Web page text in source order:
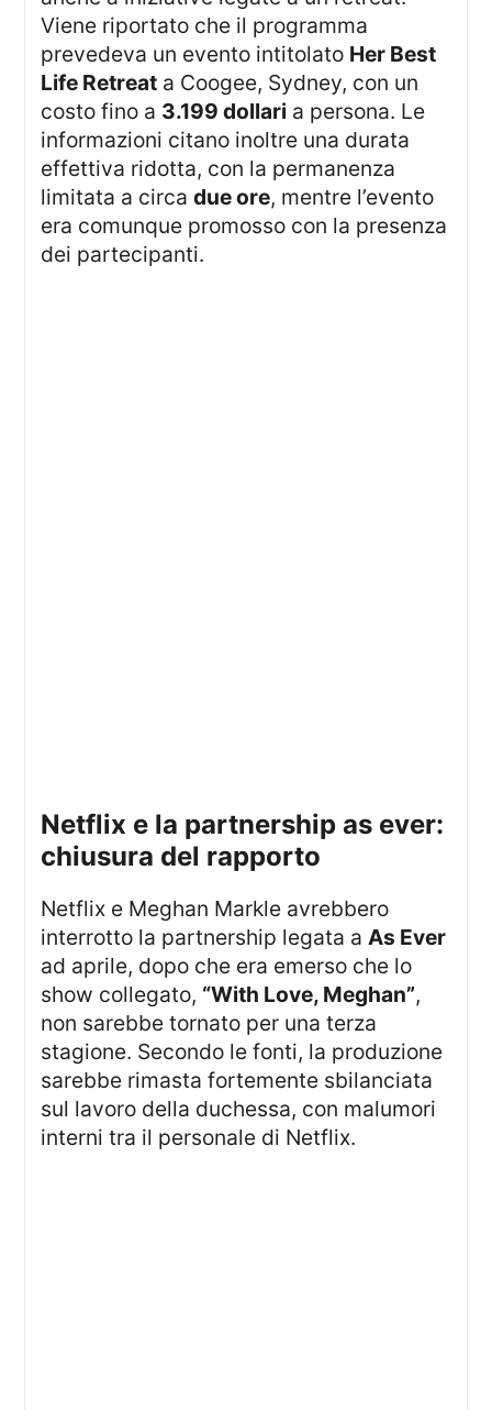
Viene riportato che il programma
prevedeva un evento intitolato Her Best
Life Retreat a Coogee, Sydney, con un
costo fino a 3.199 dollari a persona. Le
informazioni citano inoltre una durata
effettiva ridotta, con la permanenza
limitata a circadue ore, mentre l’evento
era comunque promosso con la presenza
dei partecipanti.
netflix e la partnership as ever:
chiusura del rapporto
Netflix e Meghan Markle avrebbero
interrotto la partnership legata a As Ever
ad aprile, dopo che era emerso che lo
show collegato, “With Love, Meghan”,
non sarebbe tornato per una terza
stagione. Secondo le fonti, la produzione
sarebbe rimasta fortemente sbilanciata
sul lavoro della duchessa, con malumori
interni tra il personale di Netflix.